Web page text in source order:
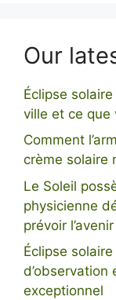
Our
Éclipse
ville et ce que
Comment
crème solaire
Le Soleil
physicienne
prévoir
Éclipse
d’observation
exceptionnel